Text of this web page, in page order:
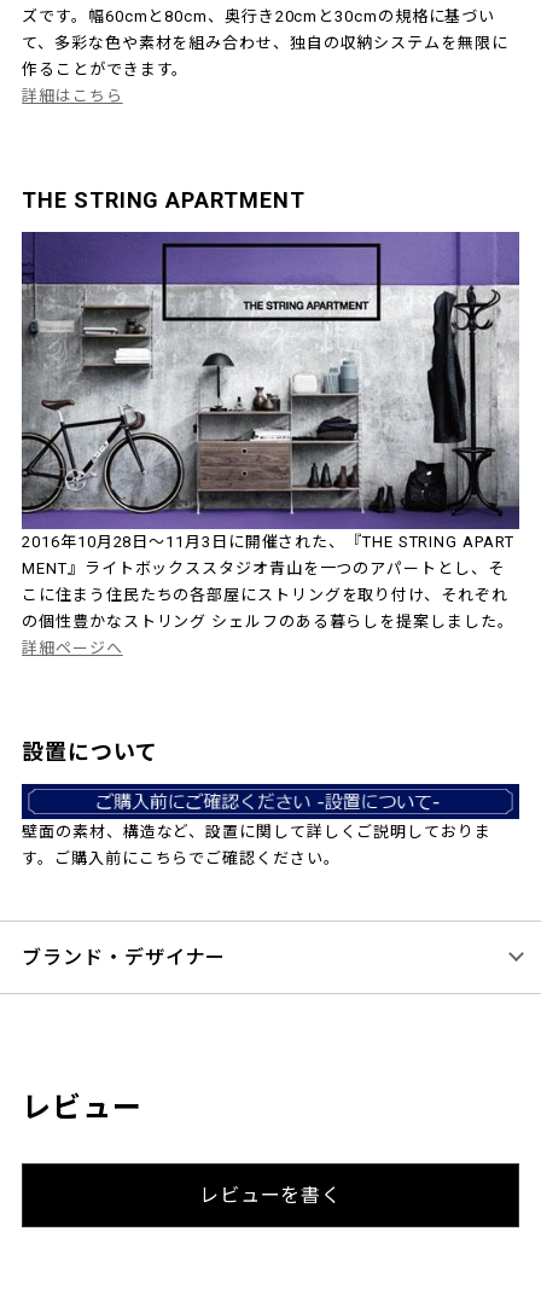
ズです。幅60cmと80cm、奥行き20cmと30cmの規格に基づい
て、多彩な色や素材を組み合わせ、独自の収納システムを無限に
作ることができます。
詳細はこちら
THE STRING APARTMENT
2016年10月28日～11月3日に開催された、『THE STRING APART
MENT』ライトボックススタジオ青山を一つのアパートとし、そ
こに住まう住民たちの各部屋にストリングを取り付け、それぞれ
の個性豊かなストリング シェルフのある暮らしを提案しました。
詳細ページへ
設置について
壁面の素材、構造など、設置に関して詳しくご説明しておりま
す。ご購入前にこちらでご確認ください。
ブランド・デザイナー
レビュー
レビューを書く